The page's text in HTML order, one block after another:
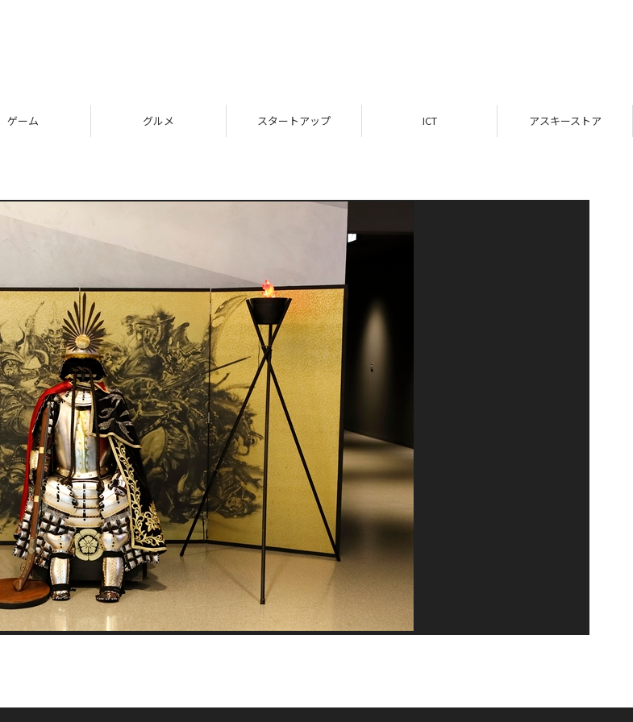
ゲーム グルメ スタートアップ ICT アスキーストア